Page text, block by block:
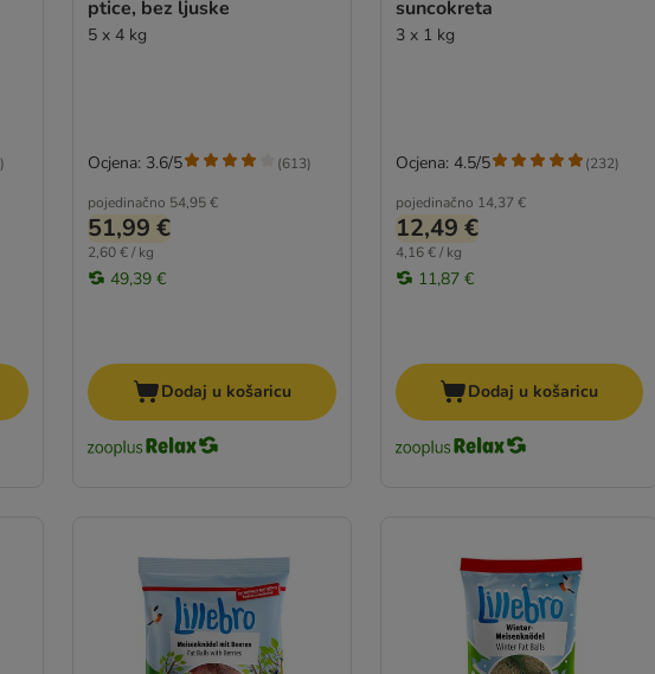
)
ptice, bez ljuske
5 x 4 kg
pojedinačno 54,95 €
51,99 €
2,60 € / kg
49,39 €
Ocjena: 3.6/5 (613)
Dodaj u košaricu
suncokreta
3 x 1 kg
pojedinačno 14,37 €
12,49 €
4,16 € / kg
11,87 €
Ocjena: 4.5/5 (232)
Dodaj u košaricu